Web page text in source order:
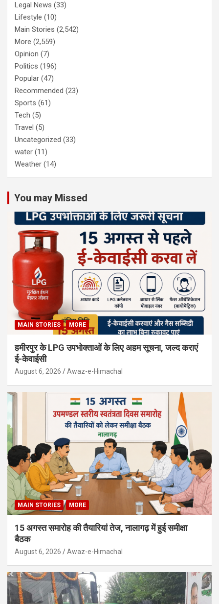
Legal News (33)
Lifestyle (10)
Main Stories (2,542)
More (2,559)
Opinion (7)
Politics (196)
Popular (47)
Recommended (23)
Sports (61)
Tech (5)
Travel (5)
Uncategorized (33)
water (11)
Weather (14)
You may Missed
MAIN STORIES MORE
हमीरपुर के LPG उपभोक्ताओं के लिए अहम सूचना, जल्द कराएं
ई-केवाईसी
August 6, 2026 Awaz-e-Himachal
MAIN STORIES MORE
15 अगस्त समारोह की तैयारियां तेज, नालागढ़ में हुई समीक्षा
बैठक
August 6, 2026 Awaz-e-Himachal